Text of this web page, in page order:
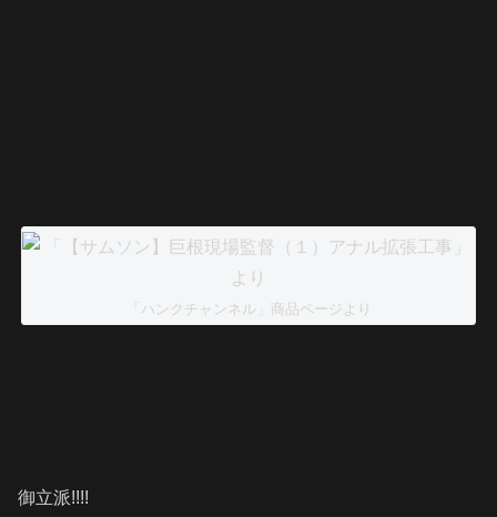
「ハンクチャンネル」商品ページより
御立派!!!!